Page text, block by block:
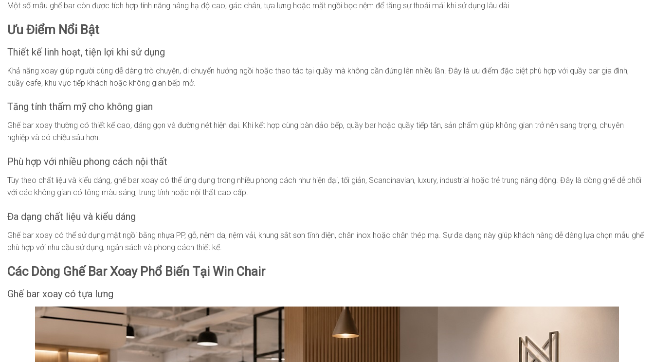
Một số mẫu ghế bar còn được tích hợp tính năng nâng hạ độ cao, gác chân, tựa lưng hoặc mặt ngồi bọc nệm để tăng sự thoải mái khi sử dụng lâu dài.
Ưu Điểm Nổi Bật
Thiết kế linh hoạt, tiện lợi khi sử dụng
Khả năng xoay giúp người dùng dễ dàng trò chuyện, di chuyển hướng ngồi hoặc thao tác tại quầy mà không cần đứng lên nhiều lần. Đây là ưu điểm đặc biệt phù hợp với quầy bar gia đình,
quầy cafe, khu vực tiếp khách hoặc không gian bếp mở.
Tăng tính thẩm mỹ cho không gian
Ghế bar xoay thường có thiết kế cao, dáng gọn và đường nét hiện đại. Khi kết hợp cùng bàn đảo bếp, quầy bar hoặc quầy tiếp tân, sản phẩm giúp không gian trở nên sang trọng, chuyên
nghiệp và có chiều sâu hơn.
Phù hợp với nhiều phong cách nội thất
Tùy theo chất liệu và kiểu dáng, ghế bar xoay có thể ứng dụng trong nhiều phong cách như hiện đại, tối giản, Scandinavian, luxury, industrial hoặc trẻ trung năng động. Đây là dòng ghế dễ phối
với các không gian có tông màu sáng, trung tính hoặc nội thất cao cấp.
Đa dạng chất liệu và kiểu dáng
Ghế bar xoay có thể sử dụng mặt ngồi bằng nhựa PP, gỗ, nệm da, nệm vải, khung sắt sơn tĩnh điện, chân inox hoặc chân thép mạ. Sự đa dạng này giúp khách hàng dễ dàng lựa chọn mẫu ghế
phù hợp với nhu cầu sử dụng, ngân sách và phong cách thiết kế.
Các Dòng Ghế Bar Xoay Phổ Biến Tại Win Chair
Ghế bar xoay có tựa lưng